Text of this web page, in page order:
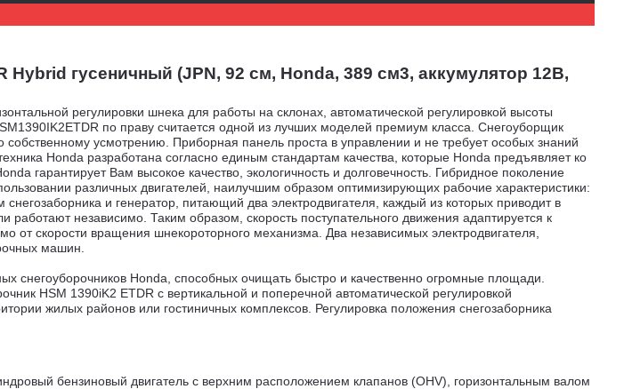
гусеничный (JPN, 92 см, Honda, 389 см3, аккумулятор 12В,
регулировки шнека для работы на склонах, автоматической регулировкой высоты
по праву считается одной из лучших моделей премиум класса. Снегоуборщик
усмотрению. Приборная панель проста в управлении и не требует особых знаний
Honda разработана согласно единым стандартам качества, которые Honda предъявляет ко
гарантирует Вам высокое качество, экологичность и долговечность. Гибридное поколение
различных двигателей, наилучшим образом оптимизирующих рабочие характеристики:
и генератор, питающий два электродвигателя, каждый из которых приводит в
независимо. Таким образом, скорость поступательного движения адаптируется к
от скорости вращения шнекороторного механизма. Два независимых электродвигателя,
машин.
снегоуборочников Honda, способных очищать быстро и качественно огромные площади.
HSM 1390iK2 ETDR с вертикальной и поперечной автоматической регулировкой
жилых районов или гостиничных комплексов. Регулировка положения снегозаборника
бензиновый двигатель с верхним расположением клапанов (ОНV), горизонтальным валом